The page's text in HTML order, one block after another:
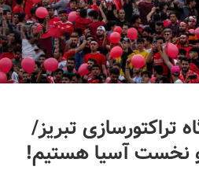
تبریز/
نخست آسیا هستیم!